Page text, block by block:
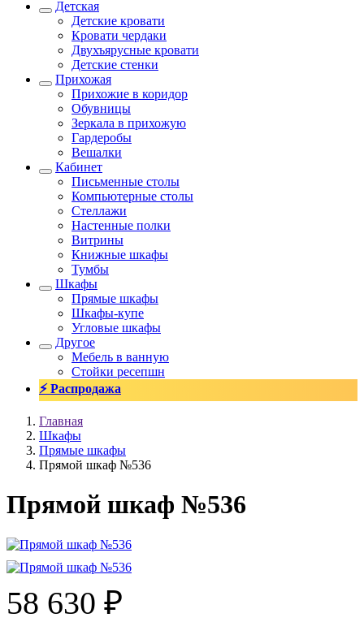
Детская
Детские кровати
Кровати чердаки
Двухъярусные кровати
Детские стенки
Прихожая
Прихожие в коридор
Обувницы
Зеркала в прихожую
Гардеробы
Вешалки
Кабинет
Письменные столы
Компьютерные столы
Стеллажи
Настенные полки
Витрины
Книжные шкафы
Тумбы
Шкафы
Прямые шкафы
Шкафы-купе
Угловые шкафы
Другое
Мебель в ванную
Стойки ресепшн
⚡ Распродажа
Главная
Шкафы
Прямые шкафы
Прямой шкаф №536
Прямой шкаф №536
58 630 ₽